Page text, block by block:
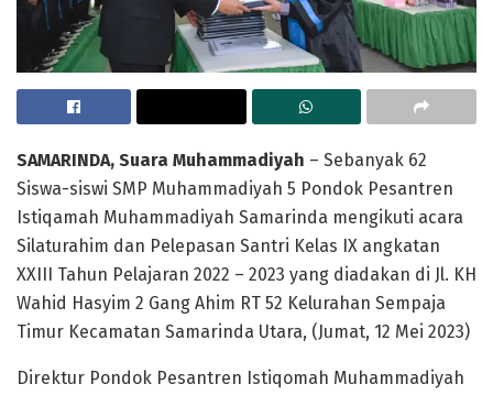
SAMARINDA, Suara Muhammadiyah – Sebanyak 62
Siswa-siswi SMP Muhammadiyah 5 Pondok Pesantren
Istiqamah Muhammadiyah Samarinda mengikuti acara
Silaturahim dan Pelepasan Santri Kelas IX angkatan
XXIII Tahun Pelajaran 2022 – 2023 yang diadakan di Jl. KH
Wahid Hasyim 2 Gang Ahim RT 52 Kelurahan Sempaja
Timur Kecamatan Samarinda Utara, (Jumat, 12 Mei 2023)
Direktur Pondok Pesantren Istiqomah Muhammadiyah